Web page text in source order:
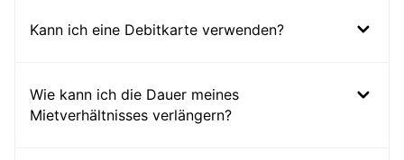
Kann ich eine Debitkarte verwenden?
Wie kann ich die Dauer meines
Mietverhältnisses verlängern?